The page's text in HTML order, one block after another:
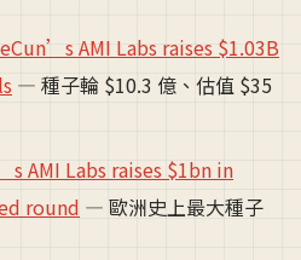
AMI Labs raises $1.03B
— 種子輪 $10.3 億、估值 $35
AMI Labs raises $1bn in
round — 歐洲史上最大種子